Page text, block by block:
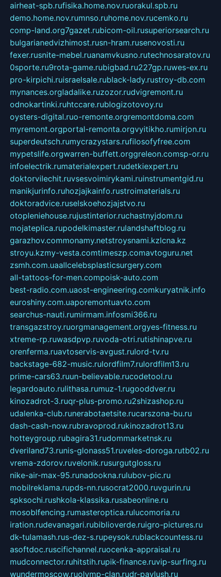
airheat-spb.rufisika.home.nov.ruorakul.spb.ru
demo.home.nov.rumnso.ruhome.nov.rucemko.ru
comp-land.org7gazet.rubicom-oil.rusuperiorsearch.ru
bulgarianedvizhimost.rusn-hram.rusenovosti.ru
fexer.rusnite-mebel.ruanamvkusno.rutechnosaratov.ru
0sporte.ru9rota-game.rubigbad.ru227gp.ruwes-ex.ru
pro-kirpichi.ruisraelsale.rublack-lady.rustroy-db.com
mynances.orgladalike.ruzozor.rudvigremont.ru
odnokartinki.ruhtccare.rublogizotovoy.ru
oysters-digital.ruo-remonte.orgremontdoma.com
myremont.orgportal-remonta.orgvyitikho.rumirjon.ru
superdeutsch.rumycrazystars.rufilosofyfree.com
mypetslife.orgwarren-buffett.orggreleon.comsp-or.ru
infoelectrik.rumaterialexpert.rudetkiexpert.ru
doktorvilechit.ruvsesvoimirykami.ruinstrumentgid.ru
manikjurinfo.ruhozjajkainfo.rustroimaterials.ru
doktoradvice.ruselskoehozjajstvo.ru
otopleniehouse.rujustinterior.ruchastnyjdom.ru
mojateplica.rupodelkimaster.rulandshaftblog.ru
garazhov.commonamy.netstroysnami.kzlcna.kz
stroyu.kzmy-vesta.comtimeszp.comavtoguru.net
zsmh.com.uaallcelebsplasticsurgery.com
all-tattoos-for-men.compoisk-auto.com
best-radio.com.uaost-engineering.comkuryatnik.info
euroshiny.com.uaporemontuavto.com
searchus-nauti.rumirmam.infosmi366.ru
transgazstroy.ruorgmanagement.orgyes-fitness.ru
xtreme-rp.ruwasdpvp.ruvoda-otri.rutishinapve.ru
orenferma.ruavtoservis-avgust.rulord-tv.ru
backstage-682-music.rulordfilm7.rulordfilm13.ru
prime-cars63.ruun-believable.rucodetool.ru
legardoauto.rulithasa.rumuz-1.rugooddver.ru
kinozadrot-3.ruqr-plus-promo.ru2shizashop.ru
udalenka-club.runerabotaetsite.rucarszona-bu.ru
dash-cash-now.rubravoprod.rukinozadrot13.ru
hotteygroup.rubagira31.rudommarketnsk.ru
dveriland73.runis-glonass51.ruveles-doroga.rutb02.ru
vrema-zdorov.ruvelonik.rusurgutgloss.ru
nike-air-max-95.runadookna.rulubov-pic.ru
mobilreklama.rupds-nn.rusocrat2000.ruvgurin.ru
spksochi.rushkola-klassika.rusabeonline.ru
mosoblfencing.rumasteroptica.rulucomoria.ru
iration.rudevanagari.rubiblioverde.ruigro-pictures.ru
dk-tulamash.rus-dez-s.rupeysok.rublackcountess.ru
asoftdoc.ruscifichannel.ruocenka-appraisal.ru
mudconnector.ruhitstih.rupik-finance.ruvip-surfing.ru
wundermoscow.ruolymp-clan.rudr-pavlush.ru